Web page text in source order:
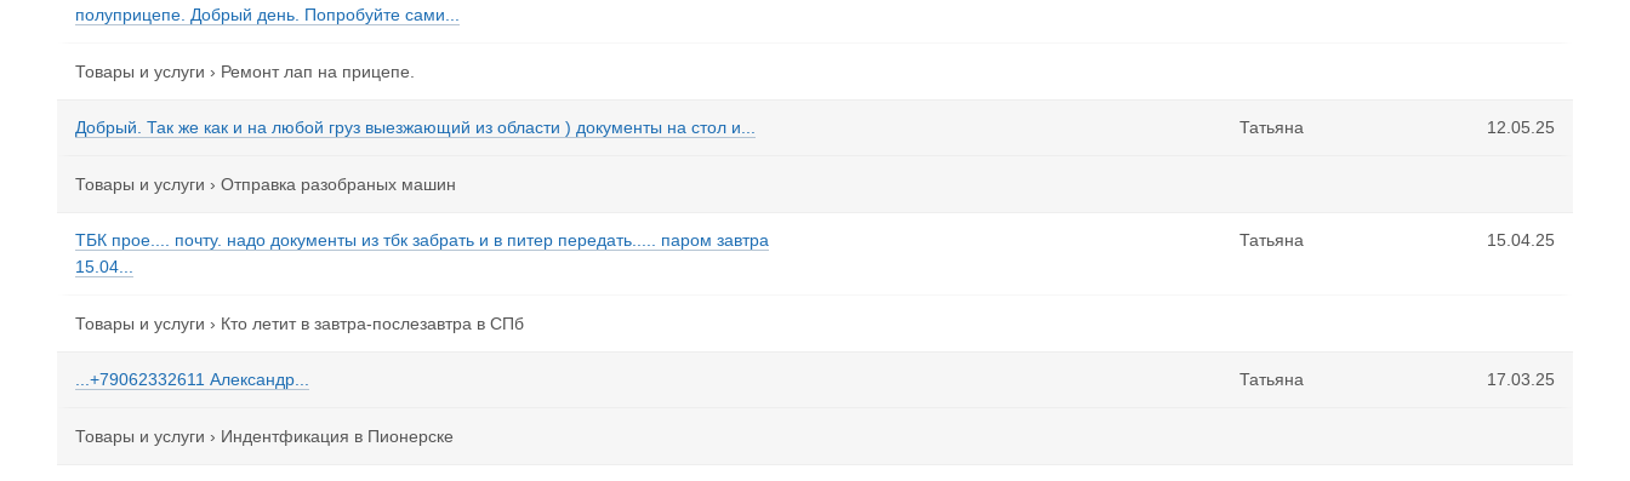
полуприцепе. Добрый день. Попробуйте сами...
Товары и услуги › Ремонт лап на прицепе.
Добрый. Так же как и на любой груз выезжающий из области ) документы на стол и... Татьяна 12.05.25
Товары и услуги › Отправка разобраных машин
ТБК прое.... почту. надо документы из тбк забрать и в питер передать..... паром завтра
15.04...
Татьяна 15.04.25
Товары и услуги › Кто летит в завтра-послезавтра в СПб
...+79062332611 Александр... Татьяна 17.03.25
Товары и услуги › Индентфикация в Пионерске